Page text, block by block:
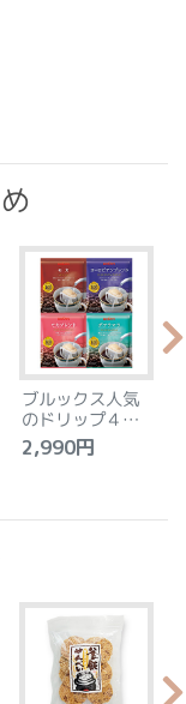
ブルックス人気
のドリップ４種
セット
2,990円